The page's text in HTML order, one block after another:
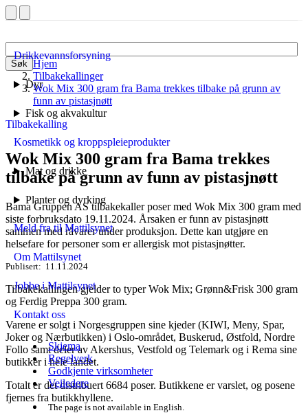
Søk
Drikkevannsforsyning
Dyr
Fisk og akvakultur
Kosmetikk og kroppspleieprodukter
Mat og drikke
Planter og dyrking
Meld fra til Mattilsynet
Om Mattilsynet
Jobbe i Mattilsynet
Kontakt oss
Skjema
Regelverk
Godkjente virksomheter
Veiledere
The page is not available in English.
Hjem
Tilbakekallinger
Wok Mix 300 gram fra Bama trekkes tilbake på grunn av
funn av pistasjnøtt
Tilbakekalling
Wok Mix 300 gram fra Bama trekkes
tilbake på grunn av funn av pistasjnøtt
Bama Gruppen AS tilbakekaller poser med Wok Mix 300 gram med
siste forbruksdato 19.11.2024. Årsaken er funn av pistasjnøtt
sammen med råvarer under produksjon. Dette kan utgjøre en
helsefare for personer som er allergisk mot pistasjnøtter.
Publisert 11.11.2024
Tilbakekallingen gjelder to typer Wok Mix; Grønn&Frisk 300 gram
og Ferdig Preppa 300 gram.
Varene er solgt i Norgesgruppen sine kjeder (KIWI, Meny, Spar,
Joker og Nærbutikken) i Oslo-området, Buskerud, Østfold, Nordre
Follo samt deler av Akershus, Vestfold og Telemark og i Rema sine
butikker i hele landet.
Totalt er det distribuert 6684 poser. Butikkene er varslet, og posene
fjernes fra butikkhyllene.